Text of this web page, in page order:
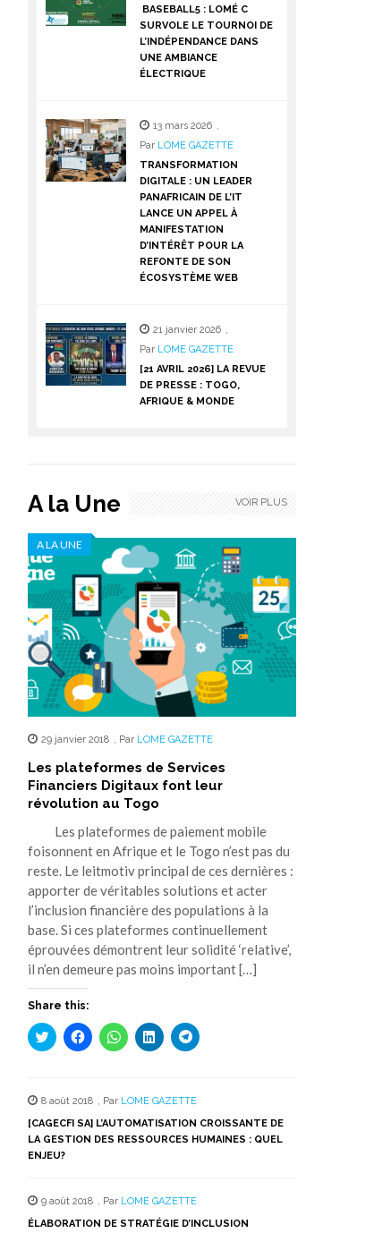
BASEBALL5 : LOMÉ C
SURVOLE LE TOURNOI DE
L’INDÉPENDANCE DANS
UNE AMBIANCE
ÉLECTRIQUE
13 mars 2026 ,
Par LOME GAZETTE
TRANSFORMATION
DIGITALE : UN LEADER
PANAFRICAIN DE L’IT
LANCE UN APPEL À
MANIFESTATION
D’INTÉRÊT POUR LA
REFONTE DE SON
ÉCOSYSTÈME WEB
21 janvier 2026 ,
Par LOME GAZETTE
[21 AVRIL 2026] LA REVUE
DE PRESSE : TOGO,
AFRIQUE & MONDE
A la Une
A LA UNE
29 janvier 2018 , Par LOME GAZETTE
Les plateformes de Services
Financiers Digitaux font leur
révolution au Togo
Les plateformes de paiement mobile
foisonnent en Afrique et le Togo n’est pas du
reste. Le leitmotiv principal de ces dernières :
apporter de véritables solutions et acter
l’inclusion financière des populations à la
base. Si ces plateformes continuellement
éprouvées démontrent leur solidité ‘relative’,
il n’en demeure pas moins important […]
Share this:
Cliquez
pour
une
nouvelle
fenêtre)
Cliquez
pour
une
nouvelle
fenêtre)
Cliquez
pour
une
nouvelle
fenêtre)
Cliquez
pour
une
nouvelle
fenêtre)
Cliquez
pour
une
nouvelle
fenêtre)
8 août 2018 , Par LOME GAZETTE
[CAGECFI SA] L’AUTOMATISATION CROISSANTE DE
LA GESTION DES RESSOURCES HUMAINES : QUEL
ENJEU?
9 août 2018 , Par LOME GAZETTE
ÉLABORATION DE STRATÉGIE D’INCLUSION
VOIR PLUS